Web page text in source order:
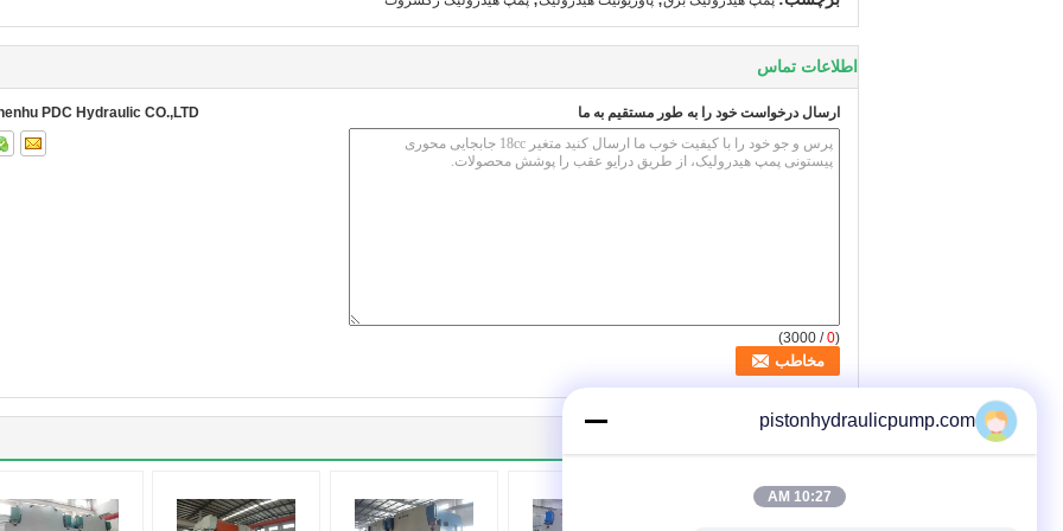
اطلاعات تماس
PDC Hydraulic CO.,LTD ارسال درخواست خود را به طور مستقیم به ما
(
0
/ 3000)
pistonhydraulicpump.com
10:27 AM